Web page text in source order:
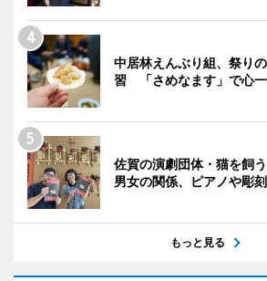
中居林えんぶり組、祭り
習 「さめなます」で心
佐賀の演劇団体・猫を飼
男女の関係、ピアノや彫
もっと見る